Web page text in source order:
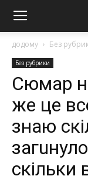
додому Без
Без рубрики
Сюмар
же це
знаю
скільки